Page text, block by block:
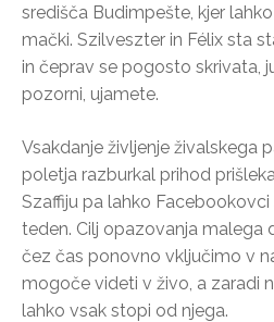
središča Budimpešte, kjer
mački. Szilveszter in Félix sta
in čeprav se pogosto skrivata,
pozorni, ujamete.
Vsakdanje življenje živalskega
poletja razburkal prihod
Szaffiju pa lahko
teden. Cilj opazovanja malega
čez čas ponovno vključimo v
mogoče videti v živo, a zaradi
lahko vsak stopi od njega.